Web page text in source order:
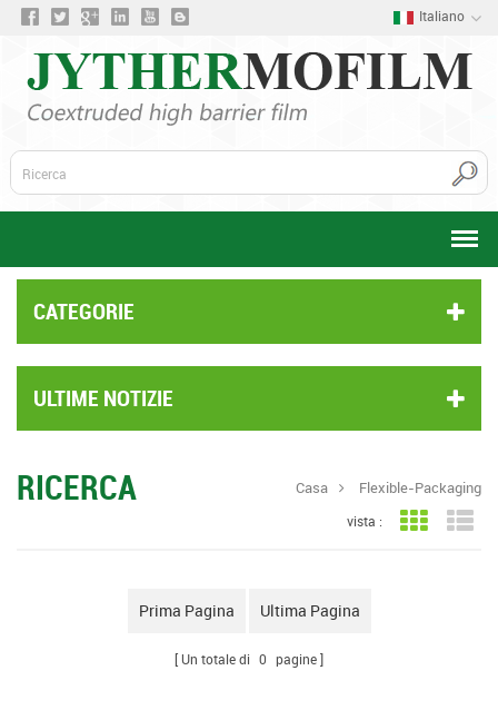
Italiano
CATEGORIE
ULTIME NOTIZIE
RICERCA Casa Flexible-Packaging
vista : Vista a
Prima Pagina Ultima Pagina
Un totale di 0 pagine